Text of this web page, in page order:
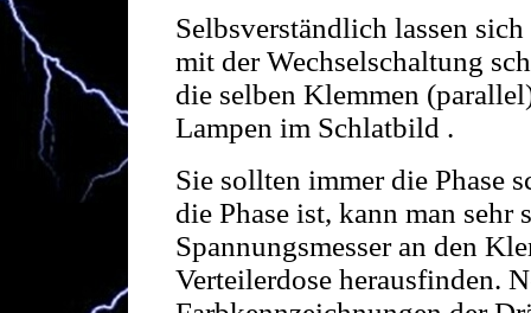
Selbsverständlich lassen
mit der Wechselschaltung
die selben Klemmen
Lampen im Schlatbild .
Sie sollten immer die Phase
die Phase ist, kann man
Spannungsmesser an den
Verteilerdose herausfinden.